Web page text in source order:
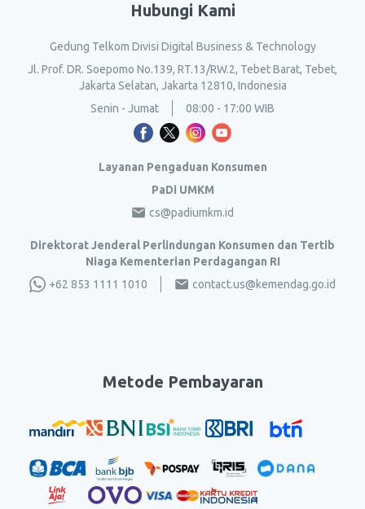
Hubungi Kami
Gedung Telkom Divisi Digital Business & Technology
Jl. Prof. DR. Soepomo No.139, RT.13/RW.2, Tebet Barat, Tebet,
Jakarta Selatan, Jakarta 12810, Indonesia
Senin - Jumat
08:00 - 17:00 WIB
Layanan Pengaduan Konsumen
PaDi UMKM
cs@padiumkm.id
Direktorat Jenderal Perlindungan Konsumen dan Tertib
Niaga Kementerian Perdagangan RI
+62 853 1111 1010
contact.us@kemendag.go.id
Metode Pembayaran